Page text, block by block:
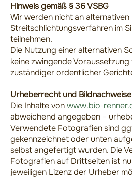
Hinweis gemäß § 36 VSBG
Wir werden nicht an alternativen
Streitschlichtungsverfahren im
teilnehmen.
Die Nutzung einer alternativen
keine zwingende
zuständiger ordentlicher
Urheberrecht und Bildnachweise
Die Inhalte vonwww.bio-
abweichend angegeben –
Verwendete Fotografien sind
gekennzeichnet oder unten
selbst angefertigt wurden. Die
Fotografien auf Drittseiten ist
jeweiligen Lizenz der Urheber